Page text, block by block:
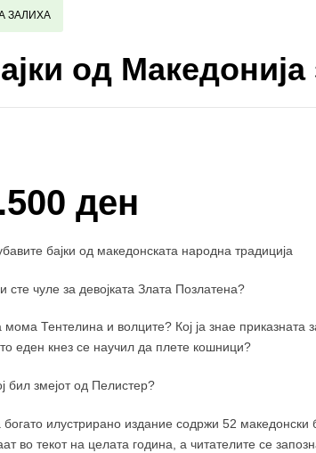
ЗАЛИХА
од
ден
бајки од македонската народна традиција
сте чуле за девојката Злата Позлатена?
мома Тентелина и волците? Кој ја знае
еден кнез се научил да плете кошници?
бил змејот од Пелистер?
илустрирано издание содржи 52
во текот на целата година, а читателите се